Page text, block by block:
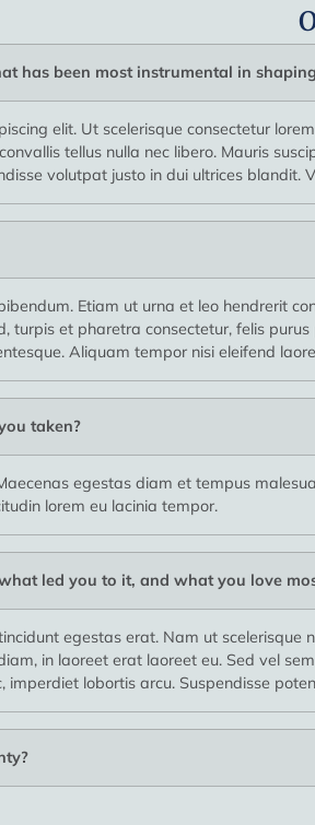
has been most instrumental in
elit. Ut scelerisque consectetur
tellus nulla nec libero. Mauris
volutpat justo in dui ultrices
Etiam ut urna et leo hendrerit
et pharetra consectetur, felis
Aliquam tempor nisi eleifend
taken?
egestas diam et tempus
lorem eu lacinia tempor.
led you to it, and what you love
egestas erat. Nam ut
in laoreet erat laoreet eu. Sed vel
lobortis arcu. Suspendisse